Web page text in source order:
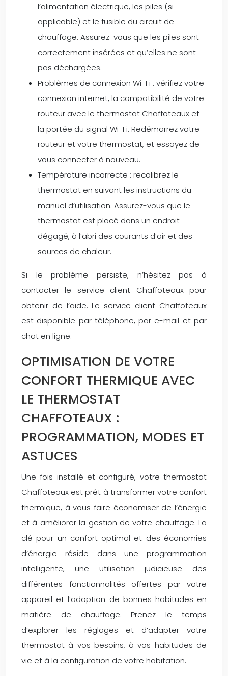
l’alimentation électrique, les piles (si
applicable) et le fusible du circuit de
chauffage. Assurez-vous que les piles sont
correctement insérées et qu’elles ne sont
pas déchargées.
Problèmes de connexion Wi-Fi : vérifiez votre
connexion internet, la compatibilité de votre
routeur avec le thermostat Chaffoteaux et
la portée du signal Wi-Fi. Redémarrez votre
routeur et votre thermostat, et essayez de
vous connecter à nouveau.
Température incorrecte : recalibrez le
thermostat en suivant les instructions du
manuel d’utilisation. Assurez-vous que le
thermostat est placé dans un endroit
dégagé, à l’abri des courants d’air et des
sources de chaleur.
Si le problème persiste, n’hésitez pas à
contacter le service client Chaffoteaux pour
obtenir de l’aide. Le service client Chaffoteaux
est disponible par téléphone, par e-mail et par
chat en ligne.
OPTIMISATION DE VOTRE
CONFORT THERMIQUE AVEC
LE THERMOSTAT
CHAFFOTEAUX :
PROGRAMMATION, MODES ET
ASTUCES
Une fois installé et configuré, votre thermostat
Chaffoteaux est prêt à transformer votre confort
thermique, à vous faire économiser de l’énergie
et à améliorer la gestion de votre chauffage. La
clé pour un confort optimal et des économies
d’énergie réside dans une programmation
intelligente, une utilisation judicieuse des
différentes fonctionnalités offertes par votre
appareil et l’adoption de bonnes habitudes en
matière de chauffage. Prenez le temps
d’explorer les réglages et d’adapter votre
thermostat à vos besoins, à vos habitudes de
vie et à la configuration de votre habitation.